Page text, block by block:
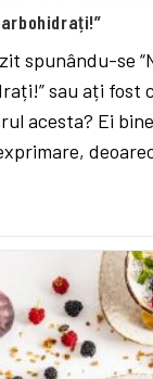
spunându-se
sau ați fost
acesta? Ei